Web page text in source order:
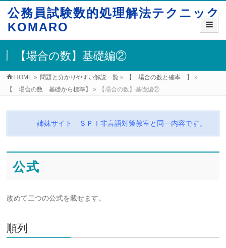
公務員試験数的処理解法テクニック
KOMARO
【場合の数】基礎編②
HOME » 問題と分かりやすい解説一覧 » 【 場合の数と確率 】
»
【 場合の数 基礎から標準】
» 【場合の数】基礎編②
姉妹サイト ＳＰＩ非言語対策教室と同一内容です。
公式
改めて二つの公式を載せます。
順列